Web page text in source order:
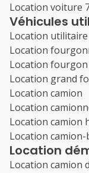
Location voiture
Véhicules
Location utilitaire
Location
Location fourgon
Location grand
Location camion
Location
Location camion
Location camion-
Location
Location camion